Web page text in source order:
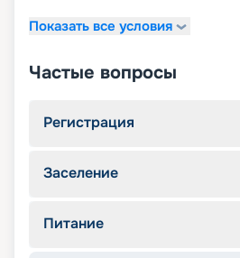
Показать все условия
Частые вопросы
Регистрация
Заселение
Питание